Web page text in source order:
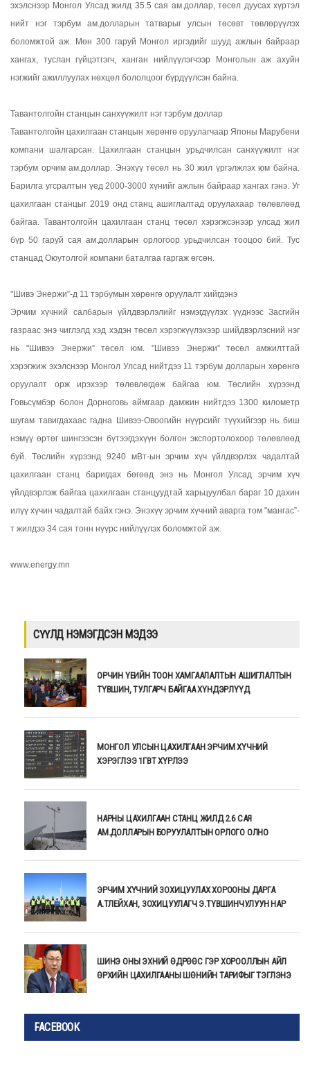
эхэлснээр Монгол Улсад жилд 35.5 сая ам.доллар, төсөл дуусах хүртэл
нийт нэг тэрбум ам.долларын татварыг улсын төсөвт төвлөрүүлэх
боломжтой аж. Мөн 300 гаруй Монгол иргэдийг шууд ажлын байраар
хангах, туслан гүйцэтгэгч, ханган нийлүүлэгчээр Монголын аж ахуйн
нэгжийг ажиллуулах нөхцөл бололцоог бүрдүүлсэн байна.
Тавантолгойн станцын санхүүжилт нэг тэрбум доллар
Тавантолгойн цахилгаан станцын хөрөнгө оруулагчаар Японы Марубени
компани шалгарсан. Цахилгаан станцын урьдчилсан санхүүжилт нэг
тэрбум орчим ам.доллар. Энэхүү төсөл нь 30 жил үргэлжлэх юм байна.
Барилга угсралтын үед 2000-3000 хүнийг ажлын байраар хангах гэнэ. Уг
цахилгаан станцыг 2019 онд станц ашиглалтад оруулахаар төлөвлөөд
байгаа. Тавантолгойн цахилгаан станц төсөл хэрэгжсэнээр улсад жил
бүр 50 гаруй сая ам.долларын орлогоор урьдчилсан тооцоо бий. Тус
станцад Оюутолгой компани баталгаа гаргаж өгсөн.
"Шивэ Энержи”-д 11 тэрбумын хөрөнгө оруулалт хийгдэнэ
Эрчим хүчний салбарын үйлдвэрлэлийг нэмэгдүүлэх үүднээс Засгийн
газраас энэ чиглэлд хэд хэдэн төсөл хэрэгжүүлэхээр шийдвэрлэсний нэг
нь "Шивээ Энержи” төсөл юм. "Шивээ Энержи” төсөл амжилттай
хэрэгжиж эхэлснээр Монгол Улсад нийтдээ 11 тэрбум долларын хөрөнгө
оруулалт орж ирэхээр төлөвлөгдөж байгаа юм. Төслийн хүрээнд
Говьсүмбэр болон Дорноговь аймгаар дамжин нийтдээ 1300 километр
шугам тавигдахаас гадна Шивээ-Овоогийн нүүрсийг түүхийгээр нь биш
нэмүү өртөг шингээсэн бүтээгдэхүүн болгон экспортолохоор төлөвлөөд
буй. Төслийн хүрээнд 9240 мВт-ын эрчим хүч үйлдвэрлэх чадалтай
цахилгаан станц баригдах бөгөөд энэ нь Монгол Улсад эрчим хүч
үйлдвэрлэж байгаа цахилгаан станцуудтай харьцуулбал бараг 10 дахин
илүү хүчин чадалтай байх гэнэ. Энэхүү эрчим хүчний аварга том "мангас”-
т жилдээ 34 сая тонн нүүрс нийлүүлэх боломжтой аж.
www.energy.mn
СҮҮЛД НЭМЭГДСЭН МЭДЭЭ
ОРЧИН ҮЕИЙН ТООН ХАМГААЛАЛТЫН АШИГЛАЛТЫН
ТҮВШИН, ТУЛГАРЧ БАЙГАА ХҮНДЭРЛҮҮД
МОНГОЛ УЛСЫН ЦАХИЛГААН ЭРЧИМ ХҮЧНИЙ
ХЭРЭГЛЭЭ 1ГВТ ХҮРЛЭЭ
НАРНЫ ЦАХИЛГААН СТАНЦ ЖИЛД 2.6 САЯ
АМ.ДОЛЛАРЫН БОРУУЛАЛТЫН ОРЛОГО ОЛНО
ЭРЧИМ ХҮЧНИЙ ЗОХИЦУУЛАХ ХОРООНЫ ДАРГА
А.ТЛЕЙХАН, ЗОХИЦУУЛАГЧ Э.ТҮВШИНЧУЛУУН НАР
ШИНЭ ОНЫ ЭХНИЙ ӨДРӨӨС ГЭР ХОРООЛЛЫН АЙЛ
ӨРХИЙН ЦАХИЛГААНЫ ШӨНИЙН ТАРИФЫГ ТЭГЛЭНЭ
FACEBOOK